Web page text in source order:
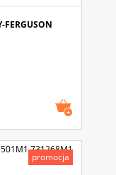
FERGUSON
promocja